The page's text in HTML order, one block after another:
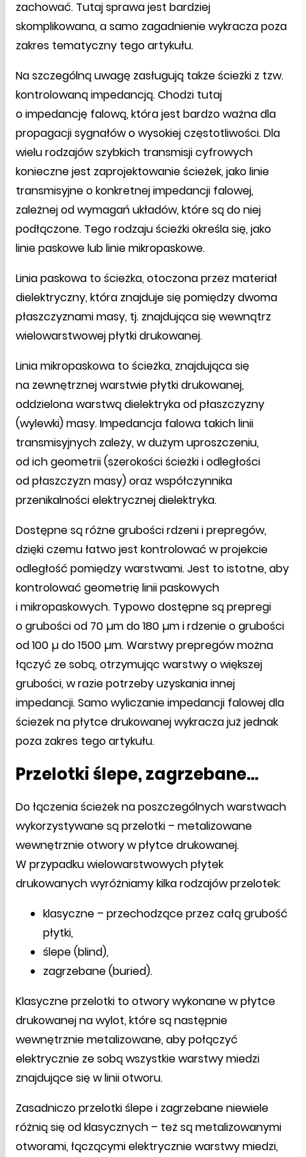
zachować. Tutaj sprawa jest bardziej
skomplikowana, a samo zagadnienie wykracza poza
zakres tematyczny tego artykułu.
Na szczególną uwagę zasługują także ścieżki z tzw.
kontrolowaną impedancją. Chodzi tutaj
o impedancję falową, która jest bardzo ważna dla
propagacji sygnałów o wysokiej częstotliwości. Dla
wielu rodzajów szybkich transmisji cyfrowych
konieczne jest zaprojektowanie ścieżek, jako linie
transmisyjne o konkretnej impedancji falowej,
zależnej od wymagań układów, które są do niej
podłączone. Tego rodzaju ścieżki określa się, jako
linie paskowe lub linie mikropaskowe.
Linia paskowa to ścieżka, otoczona przez materiał
dielektryczny, która znajduje się pomiędzy dwoma
płaszczyznami masy, tj. znajdująca się wewnątrz
wielowarstwowej płytki drukowanej.
Linia mikropaskowa to ścieżka, znajdująca się
na zewnętrznej warstwie płytki drukowanej,
oddzielona warstwą dielektryka od płaszczyzny
(wylewki) masy. Impedancja falowa takich linii
transmisyjnych zależy, w dużym uproszczeniu,
od ich geometrii (szerokości ścieżki i odległości
od płaszczyzn masy) oraz współczynnika
przenikalności elektrycznej dielektryka.
Dostępne są różne grubości rdzeni i prepregów,
dzięki czemu łatwo jest kontrolować w projekcie
odległość pomiędzy warstwami. Jest to istotne, aby
kontrolować geometrię linii paskowych
i mikropaskowych. Typowo dostępne są prepregi
o grubości od 70 µm do 180 µm i rdzenie o grubości
od 100 µ do 1500 µm. Warstwy prepregów można
łączyć ze sobą, otrzymując warstwy o większej
grubości, w razie potrzeby uzyskania innej
impedancji. Samo wyliczanie impedancji falowej dla
ścieżek na płytce drukowanej wykracza już jednak
poza zakres tego artykułu.
Przelotki ślepe, zagrzebane…
Do łączenia ścieżek na poszczególnych warstwach
wykorzystywane są przelotki – metalizowane
wewnętrznie otwory w płytce drukowanej.
W przypadku wielowarstwowych płytek
drukowanych wyróżniamy kilka rodzajów przelotek:
klasyczne – przechodzące przez całą grubość
płytki,
ślepe (blind),
zagrzebane (buried).
Klasyczne przelotki to otwory wykonane w płytce
drukowanej na wylot, które są następnie
wewnętrznie metalizowane, aby połączyć
elektrycznie ze sobą wszystkie warstwy miedzi
znajdujące się w linii otworu.
Zasadniczo przelotki ślepe i zagrzebane niewiele
różnią się od klasycznych – też są metalizowanymi
otworami, łączącymi elektrycznie warstwy miedzi,